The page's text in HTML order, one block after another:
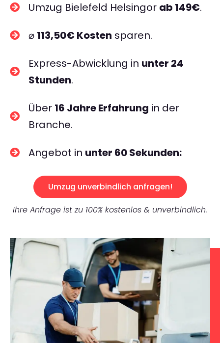
Umzug Bielefeld Helsingor ab 149€.
⌀ 113,50€ Kosten sparen.
Express-Abwicklung in unter 24
Stunden.
Über 16 Jahre Erfahrung in der
Branche.
Angebot in unter 60 Sekunden:
Umzug unverbindlich anfragen!
Ihre Anfrage ist zu 100% kostenlos & unverbindlich.